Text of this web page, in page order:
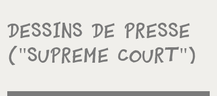
Dessins de presse
("Supreme Court")